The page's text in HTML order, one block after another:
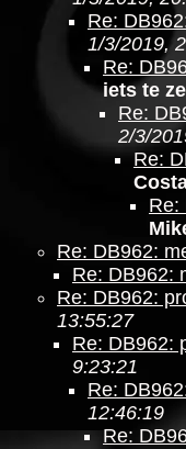
Re:
1/3/2019,
Re:
iets te
Re:
2/3/
Re:
Re:
Re: DB962:
Re: DB962:
Re: DB962:
13:55:27
Re: DB962:
9:23:21
Re:
12:46:19
Re: